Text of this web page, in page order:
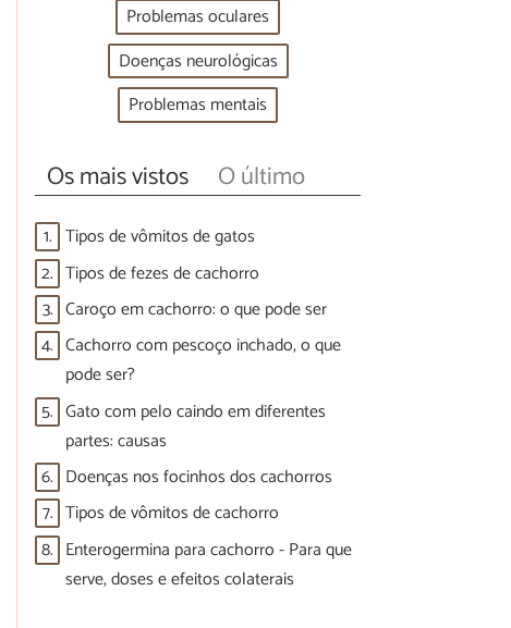
Problemas oculares
Doenças neurológicas
Problemas mentais
Os mais vistos O último
1. Tipos de vômitos de gatos
2. Tipos de fezes de cachorro
3. Caroço em cachorro: o que pode ser
4. Cachorro com pescoço inchado, o que
pode ser?
5. Gato com pelo caindo em diferentes
partes: causas
6. Doenças nos focinhos dos cachorros
7. Tipos de vômitos de cachorro
8. Enterogermina para cachorro - Para que
serve, doses e efeitos colaterais